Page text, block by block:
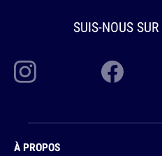
SUIS-NOUS SUR
À PROPOS